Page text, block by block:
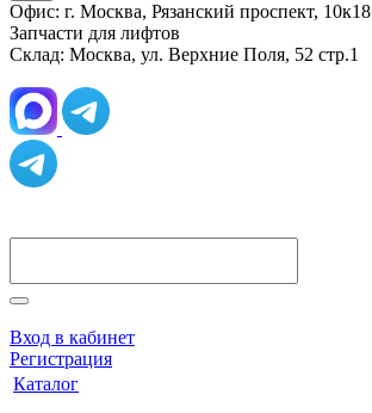
Офис: г. Москва, Рязанский проспект, 10к18
Запчасти для лифтов
Склад: Москва, ул. Верхние Поля, 52 стр.1
Вход в кабинет
Регистрация
Каталог